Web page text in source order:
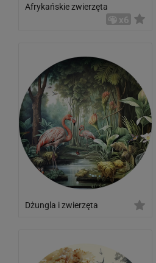
Afrykańskie zwierzęta
x6
Dżungla i zwierzęta